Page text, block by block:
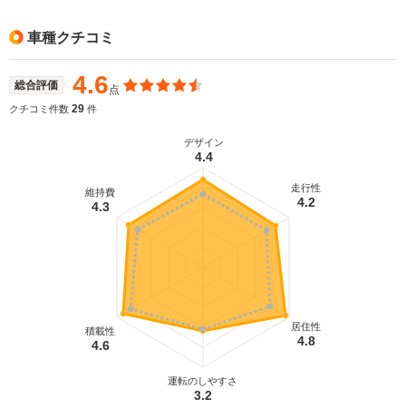
車種クチコミ
総合評価 4.6点
クチコミ件数 29 件
デザイン
4.4
走行性
4.2
居住性
4.8
運転のしやすさ
3.2
積載性
4.6
維持費
4.3